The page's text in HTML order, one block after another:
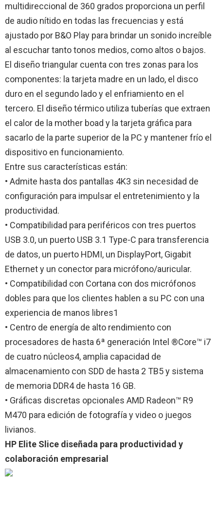
multidireccional de 360 grados proporciona un perfil
de audio nítido en todas las frecuencias y está
ajustado por B&O Play para brindar un sonido increíble
al escuchar tanto tonos medios, como altos o bajos.
El diseño triangular cuenta con tres zonas para los
componentes: la tarjeta madre en un lado, el disco
duro en el segundo lado y el enfriamiento en el
tercero. El diseño térmico utiliza tuberías que extraen
el calor de la mother boad y la tarjeta gráfica para
sacarlo de la parte superior de la PC y mantener frío el
dispositivo en funcionamiento.
Entre sus características están:
• Admite hasta dos pantallas 4K3 sin necesidad de
configuración para impulsar el entretenimiento y la
productividad.
• Compatibilidad para periféricos con tres puertos
USB 3.0, un puerto USB 3.1 Type-C para transferencia
de datos, un puerto HDMI, un DisplayPort, Gigabit
Ethernet y un conector para micrófono/auricular.
• Compatibilidad con Cortana con dos micrófonos
dobles para que los clientes hablen a su PC con una
experiencia de manos libres1
• Centro de energía de alto rendimiento con
procesadores de hasta 6ª generación Intel ®Core™ i7
de cuatro núcleos4, amplia capacidad de
almacenamiento con SDD de hasta 2 TB5 y sistema
de memoria DDR4 de hasta 16 GB.
• Gráficas discretas opcionales AMD Radeon™ R9
M470 para edición de fotografía y video o juegos
livianos.
HP Elite Slice diseñada para productividad y
colaboración empresarial